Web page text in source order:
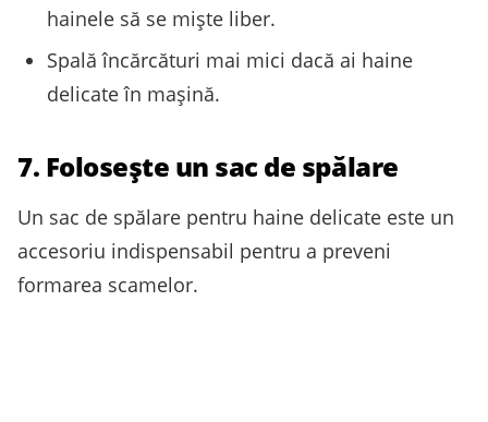
hainele să se miște liber.
Spală încărcături mai mici dacă ai haine
delicate în mașină.
7. Folosește un sac de spălare
Un sac de spălare pentru haine delicate este un
accesoriu indispensabil pentru a preveni
formarea scamelor.